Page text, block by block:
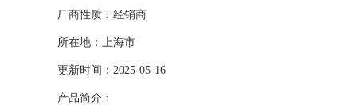
厂商性质：经销商
所在地：上海市
更新时间：2025-05-16
产品简介：